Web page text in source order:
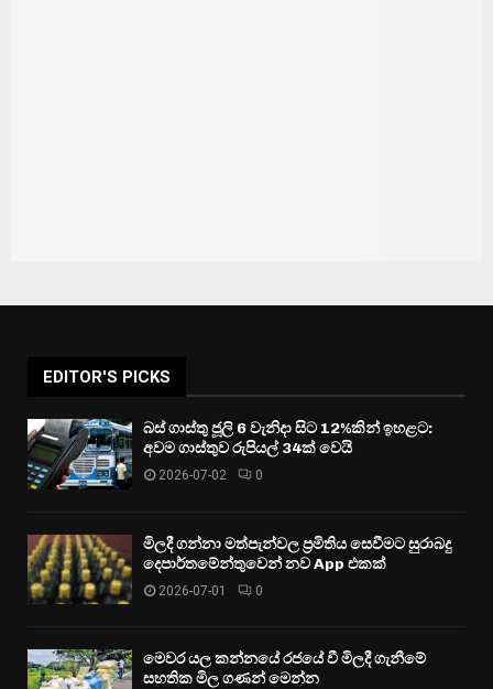
EDITOR'S PICKS
බස් ගාස්තු ජූලි 6 වැනිදා සිට 12%කින් ඉහළට:
අවම ගාස්තුව රුපියල් 34ක් වෙයි
2026-07-02 0
මිලදී ගන්නා මත්පැන්වල ප්‍රමිතිය සෙවීමට සුරාබදු
දෙපාර්තමේන්තුවෙන් නව App එකක්
2026-07-01 0
මෙවර යල කන්නයේ රජයේ වී මිලදී ගැනීමේ
සහතික මිල ගණන් මෙන්න